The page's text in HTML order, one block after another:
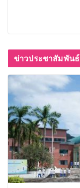
ข่าวประชาสัมพันธ์